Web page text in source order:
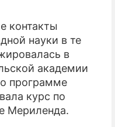
контакты
науки в те
в
академии
программе
курс по
Мериленда.